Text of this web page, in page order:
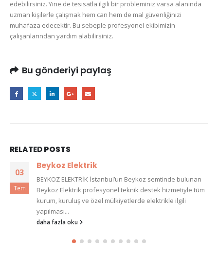
edebilirsiniz. Yine de tesisatla ilgili bir probleminiz varsa alanında
uzman kişilerle çalışmak hem can hem de mal güvenliğinizi
muhafaza edecektir. Bu sebeple profesyonel ekibimizin
çalışanlarından yardım alabilirsiniz.
Bu gönderiyi paylaş
RELATEDPOSTS
03
Tem
Beykoz Elektrik
BEYKOZ ELEKTRİK İstanbul’un Beykoz semtinde bulunan
Beykoz Elektrik profesyonel teknik destek hizmetiyle tüm
kurum, kuruluş ve özel mülkiyetlerde elektrikle ilgili
yapılması...
daha fazla oku